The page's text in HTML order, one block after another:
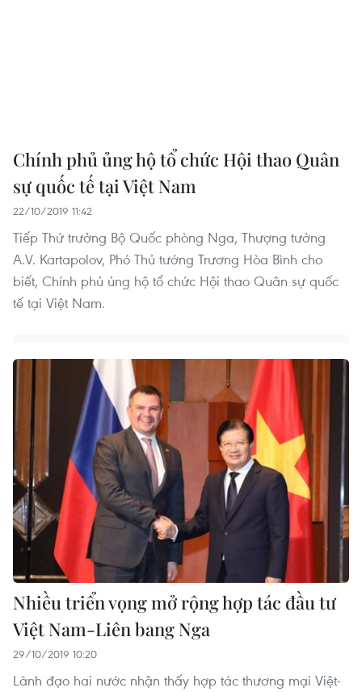
Chính phủ ủng hộ tổ chức Hội thao Quân
sự quốc tế tại Việt Nam
22/10/2019 11:42
Tiếp Thứ trưởng Bộ Quốc phòng Nga, Thượng tướng
A.V. Kartapolov, Phó Thủ tướng Trương Hòa Bình cho
biết, Chính phủ ủng hộ tổ chức Hội thao Quân sự quốc
tế tại Việt Nam.
Nhiều triển vọng mở rộng hợp tác đầu tư
Việt Nam-Liên bang Nga
29/10/2019 10:20
Lãnh đạo hai nước nhận thấy hợp tác thương mại Việt-